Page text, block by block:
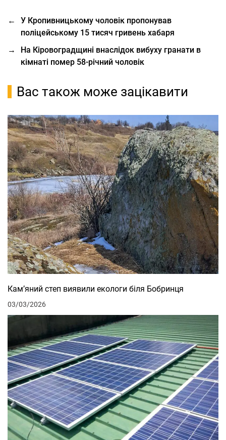
←
У Кропивницькому чоловік пропонував
поліцейському 15 тисяч гривень хабаря
→
На Кіровоградщині внаслідок вибуху гранати в
кімнаті помер 58-річний чоловік
Вас також може зацікавити
Кам’яний степ виявили екологи біля Бобринця
03/03/2026